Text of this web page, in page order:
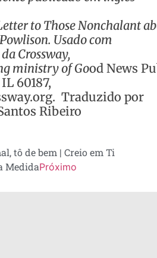
to Those Nonchalant
Powlison. Usado com
Crossway,
ministryof Good News
60187,
Traduzido por
Ribeiro
tô de bem | Creio em Ti
MedidaPróximo